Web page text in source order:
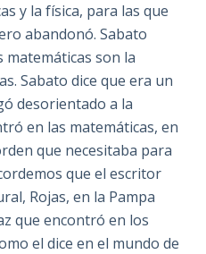
y la física, para las que
abandonó. Sabato
matemáticas son la
Sabato dice que era un
desorientado a la
en las matemáticas, en
que necesitaba para
que el escritor
Rojas, en la Pampa
que encontró en los
el dice en el mundo de